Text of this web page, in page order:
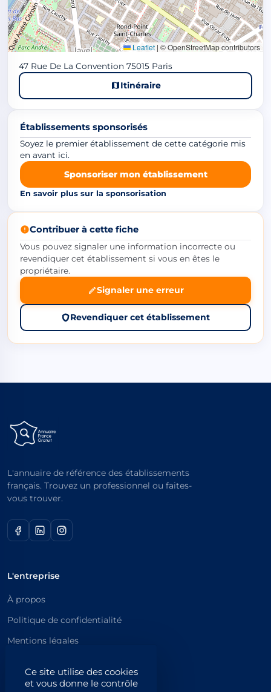
Ce site utilise des cookies
et vous donne le contrôle
Leaflet | © OpenStreetMap contributors
47 Rue De La Convention 75015 Paris
Itinéraire
Établissements sponsorisés
Soyez le premier établissement de cette catégorie mis
en avant ici.
Sponsoriser mon établissement
En savoir plus sur la sponsorisation
Contribuer à cette fiche
Vous pouvez signaler une information incorrecte ou
revendiquer cet établissement si vous en êtes le
propriétaire.
Signaler une erreur
Revendiquer cet établissement
L'annuaire de référence des établissements
français. Trouvez un professionnel ou faites-
vous trouver.
L'entreprise
À propos
Politique de confidentialité
Mentions légales
Catégories principales